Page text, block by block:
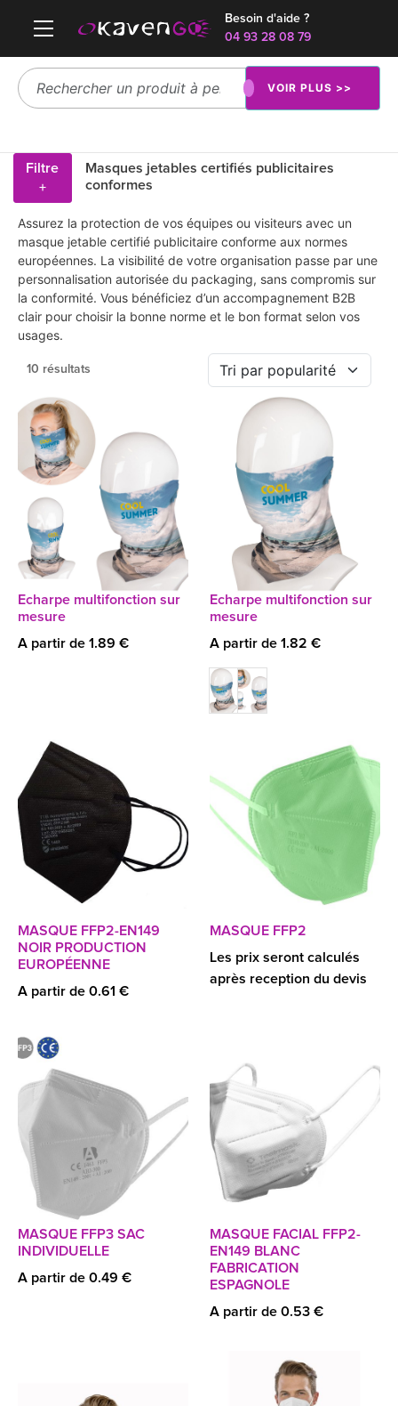
Besoin d'aide ?
04 93 28 08 79
VOIR PLUS >>
Filtre
+
Masques jetables certifiés publicitaires
conformes
Assurez la protection de vos équipes ou visiteurs avec un
masque jetable certifié publicitaire conforme aux normes
européennes. La visibilité de votre organisation passe par une
personnalisation autorisée du packaging, sans compromis sur
la conformité. Vous bénéficiez d’un accompagnement B2B
clair pour choisir la bonne norme et le bon format selon vos
usages.
10 résultats
Echarpe multifonction sur
mesure
A partir de 1.89 €
Echarpe multifonction sur
mesure
A partir de 1.82 €
MASQUE FFP2-EN149
NOIR PRODUCTION
EUROPÉENNE
A partir de 0.61 €
MASQUE FFP2
Les prix seront calculés
après reception du devis
MASQUE FFP3 SAC
INDIVIDUELLE
A partir de 0.49 €
MASQUE FACIAL FFP2-
EN149 BLANC
FABRICATION
ESPAGNOLE
A partir de 0.53 €